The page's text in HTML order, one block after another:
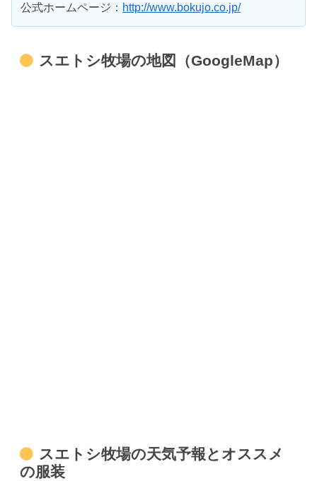
公式ホームページ： http://www.bokujo.co.jp/
スエトシ牧場の地図（GoogleMap）
スエトシ牧場の天気予報とオススメ
の服装